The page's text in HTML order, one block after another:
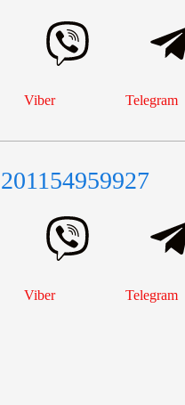
Viber Telegram
Viber Telegram